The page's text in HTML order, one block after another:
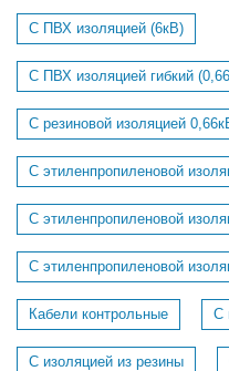
С ПВХ изоляцией (6кВ)
С ПВХ изоляцией гибкий
С резиновой изоляцией
С этиленпропиленовой
С этиленпропиленовой
С этиленпропиленовой
Кабели контрольные С
С изоляцией из резины